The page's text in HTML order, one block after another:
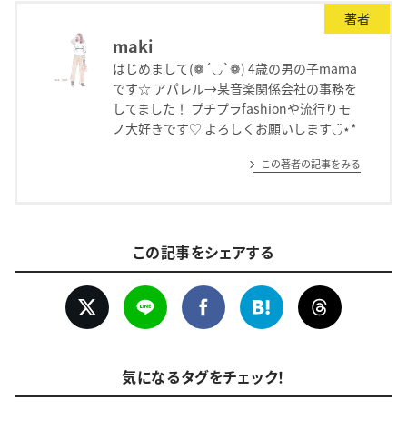
著者
maki
はじめまして(❁´◡`❁) 4歳の男の子mama
です☆ アパレル→某音楽関係会社の事務を
してました！ プチプラfashionや流行りモ
ノ大好きです♡ よろしくお願いします◡̈⋆*
この著者の記事をみる
この記事をシェアする
気になるタグをチェック！